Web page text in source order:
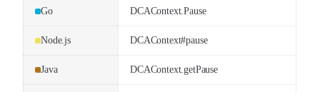
Go DCAContext.Pause
Node.js DCAContext#pause
Java DCAContext.getPause